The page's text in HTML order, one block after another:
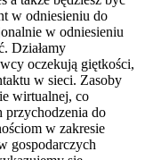
w odniesieniu do
w odniesieniu
Działamy
oczekują giętkości,
w sieci. Zasoby
wirtualnej, co
do
w zakresie
gospodarczych